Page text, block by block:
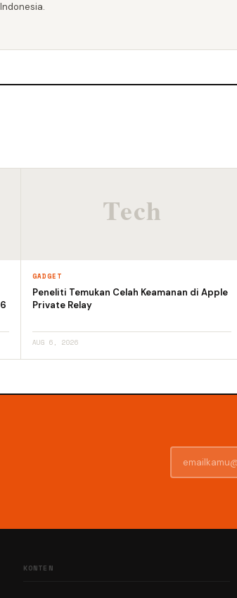
GADGET
Peneliti Temukan Celah Keamanan di Apple
Private Relay
AUG 6, 2026
KONTEN